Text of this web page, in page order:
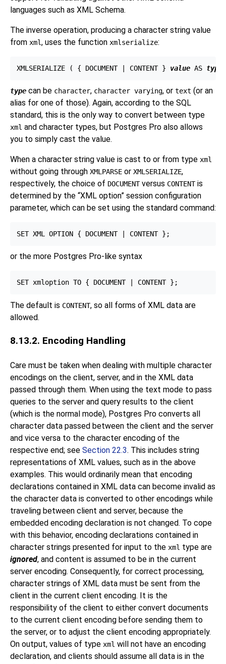
languages such as XML Schema.
The inverse operation, producing a character string value
from xml, uses the function xmlserialize:
XMLSERIALIZE ( { DOCUMENT | CONTENT } value AS type
type can be character, character varying, or text (or an
alias for one of those). Again, according to the SQL
standard, this is the only way to convert between type
xml and character types, but Postgres Pro also allows
you to simply cast the value.
When a character string value is cast to or from type xml
without going through XMLPARSE or XMLSERIALIZE,
respectively, the choice of DOCUMENTversus CONTENTis
determined by the “XML option” session configuration
parameter, which can be set using the standard command:
or the more Postgres Pro-like syntax
The default is CONTENT, so all forms of XML data are
allowed.
8.13.2. Encoding Handling
Care must be taken when dealing with multiple character
encodings on the client, server, and in the XML data
passed through them. When using the text mode to pass
queries to the server and query results to the client
(which is the normal mode), Postgres Pro converts all
character data passed between the client and the server
and vice versa to the character encoding of the
respective end; see Section 22.3. This includes string
representations of XML values, such as in the above
examples. This would ordinarily mean that encoding
declarations contained in XML data can become invalid as
the character data is converted to other encodings while
traveling between client and server, because the
embedded encoding declaration is not changed. To cope
with this behavior, encoding declarations contained in
character strings presented for input to the xml type are
ignored, and content is assumed to be in the current
server encoding. Consequently, for correct processing,
character strings of XML data must be sent from the
client in the current client encoding. It is the
responsibility of the client to either convert documents
to the current client encoding before sending them to
the server, or to adjust the client encoding appropriately.
On output, values of type xml will not have an encoding
declaration, and clients should assume all data is in the